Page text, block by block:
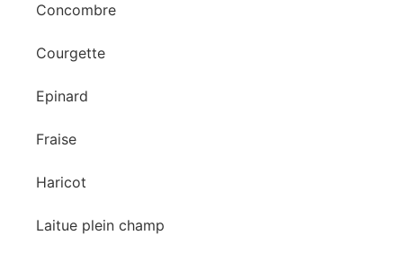
Concombre
Courgette
Epinard
Fraise
Haricot
Laitue plein champ